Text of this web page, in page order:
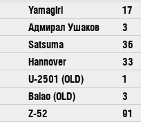
Yamagiri 17
Адмирал Ушаков 3
Satsuma 36
Hannover 33
U-2501 (OLD) 1
Balao (OLD) 3
Z-52 91